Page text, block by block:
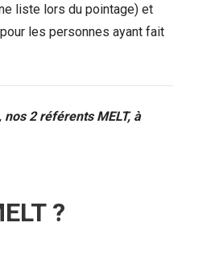
liste lors du pointage) et
les personnes ayant fait
2 référents MELT, à
?